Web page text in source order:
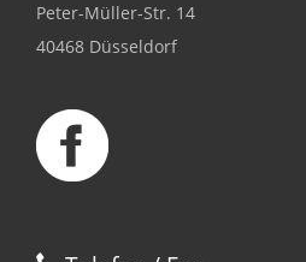
Peter-Müller-Str. 14
40468 Düsseldorf